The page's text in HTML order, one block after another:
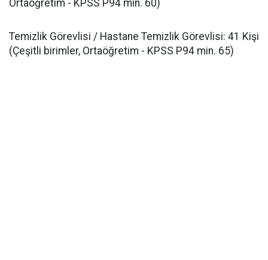
Ortaöğretim - KPSS P94 min. 60)
​Temizlik Görevlisi / Hastane Temizlik Görevlisi: 41 Kişi
(Çeşitli birimler, Ortaöğretim - KPSS P94 min. 65)